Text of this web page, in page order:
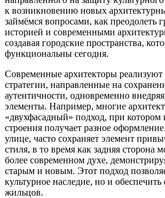
к возникновению новых
займёмся вопросами, как преодолеть
историей и современными
создавая городские пространства,
функциональны сегодня.
Современные архитекторы реализуют
стратегии, направленные на
аутентичности, одновременно
элементы. Например, многие
«двухфасадный» подход, при котором
строения получает разное
улице, часто сохраняет элемент
стиля, в то время как задняя сторона
более современном духе,
старым и новым. Этот подход
культурное наследие, но и
жильцов.